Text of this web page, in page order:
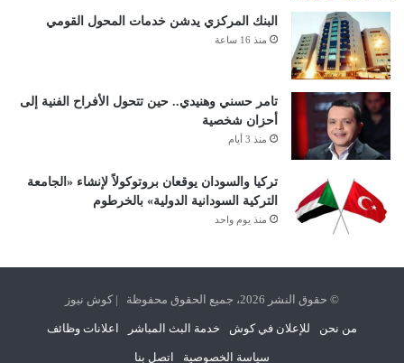
البنك المركزي يدشن خدمات المحول القومي
منذ 16 ساعة
تامر حسني وهنيدي.. حين تتحول الأفراح الفنية إلى
أحزان شخصية
منذ 3 أيام
تركيا والسودان يوقعان بروتوكولاً لإنشاء «الجامعة
التركية السودانية الدولية» بالخرطوم
منذ يوم واحد
© حقوق النشر 2026، جميع الحقوق محفوظة | كوش نيوز
من نحن للإعلان في كوش خدمة البث المباشر اعلانات وظائف
سياسة الخصوصية اتصل بنا